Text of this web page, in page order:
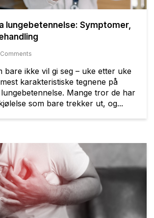
lungebetennelse: Symptomer,
bare ikke vil gi seg – uke etter uke
karakteristiske tegnene på
Mange tror de har
som bare trekker ut, og...